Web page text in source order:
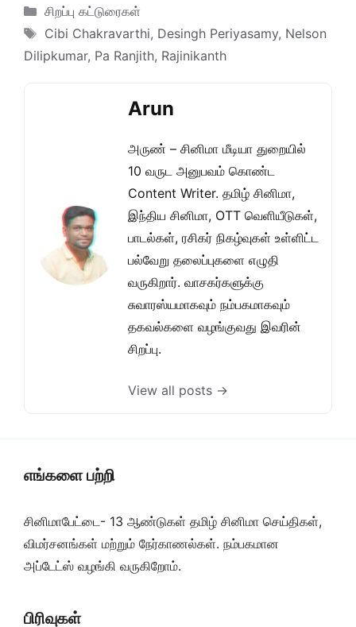
Categories
சிறப்பு கட்டுரைகள்
Tags
Cibi Chakravarthi, Desingh Periyasamy, Nelson
Dilipkumar, Pa Ranjith, Rajinikanth
Arun
அருண் – சினிமா மீடியா துறையில்
10 வருட அனுபவம் கொண்ட
Content Writer. தமிழ் சினிமா,
இந்திய சினிமா, OTT வெளியீடுகள்,
பாடல்கள், ரசிகர் நிகழ்வுகள் உள்ளிட்ட
பல்வேறு தலைப்புகளை எழுதி
வருகிறார். வாசகர்களுக்கு
சுவாரஸ்யமாகவும் நம்பகமாகவும்
தகவல்களை வழங்குவது இவரின்
சிறப்பு.
View all posts →
எங்களை பற்றி
சினிமாபேட்டை- 13 ஆண்டுகள் தமிழ் சினிமா செய்திகள்,
விமர்சனங்கள் மற்றும் நேர்காணல்கள். நம்பகமான
அப்டேட்ஸ் வழங்கி வருகிறோம்.
பிரிவுகள்